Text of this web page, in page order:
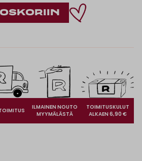
ILMAINEN NOUTO
MYYMÄLÄSTÄ
TOIMITUSKULUT
ALKAEN 6,90 €